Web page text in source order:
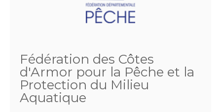
Fédération des Côtes
d'Armor pour la Pêche et la
Protection du Milieu
Aquatique